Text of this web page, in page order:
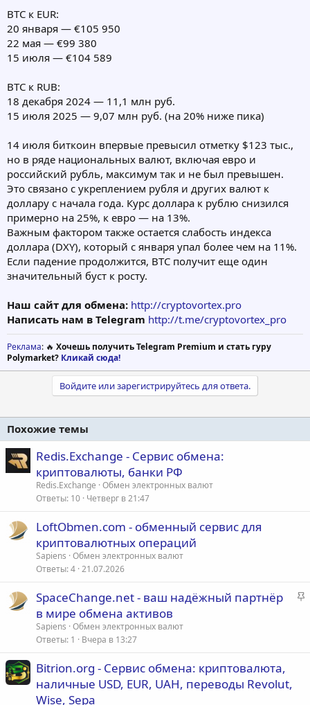
BTC к EUR:
20 января — €105 950
22 мая — €99 380
15 июля — €104 589
BTC к RUB:
18 декабря 2024 — 11,1 млн руб.
15 июля 2025 — 9,07 млн руб. (на 20% ниже пика)
14 июля биткоин впервые превысил отметку $123 тыс.,
но в ряде национальных валют, включая евро и
российский рубль, максимум так и не был превышен.
Это связано с укреплением рубля и других валют к
доллару с начала года. Курс доллара к рублю снизился
примерно на 25%, к евро — на 13%.
Важным фактором также остается слабость индекса
доллара (DXY), который с января упал более чем на 11%.
Если падение продолжится, BTC получит еще один
значительный буст к росту.
Наш сайт для обмена: http://cryptovortex.pro
Написать нам в Telegram http://t.me/cryptovortex_pro
Реклама: 🔥 Хочешь получить Telegram Premium и стать гуру
Polymarket? Кликай сюда!
Войдите или зарегистрируйтесь для ответа.
Похожие темы
Redis.Exchange - Сервис обмена:
криптовалюты, банки РФ
Redis.Exchange Обмен электронных валют
Ответы 10 Четверг в 21:47
LoftObmen.com - обменный сервис для
криптовалютных операций
Sapiens Обмен электронных валют
Ответы 4 21.07.2026
З
SpaceChange.net - ваш надёжный партнёр
в мире обмена активов
Sapiens Обмен электронных валют
Ответы 1 Вчера в 13:27
Bitrion.org - Сервис обмена: криптовалюта,
наличные USD, EUR, UAH, переводы Revolut,
Wise, Sepa